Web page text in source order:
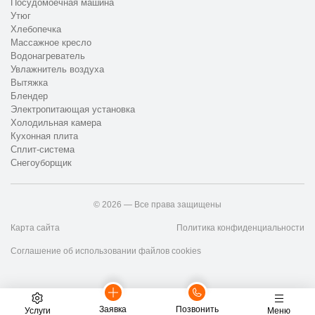
Услуги Заявка Позвонить Меню
Посудомоечная машина
Утюг
Хлебопечка
Массажное кресло
Водонагреватель
Увлажнитель воздуха
Вытяжка
Блендер
Электропитающая установка
Холодильная камера
Кухонная плита
Сплит-система
Снегоуборщик
© 2026 — Все права защищены
Карта сайта Политика конфиденциальности
Соглашение об использовании файлов cookies